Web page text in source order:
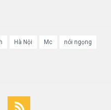
Hà Nội Mc nói ngọng